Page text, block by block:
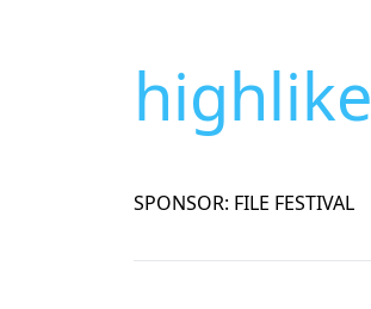
highlike
SPONSOR: FILE FESTIVAL